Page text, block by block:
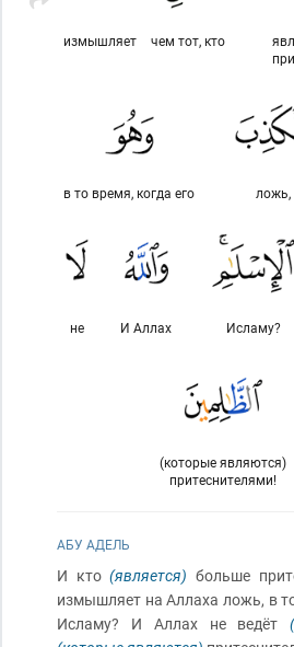
чем тот, кто
измышляет
ложь,
в то время, когда его
Исламу?
И Аллах
не
(которые являются)
притеснителями!
АБУ АДЕЛЬ
И кто(является) больше
измышляет на Аллаха ложь, в
Исламу? И Аллах не ведёт